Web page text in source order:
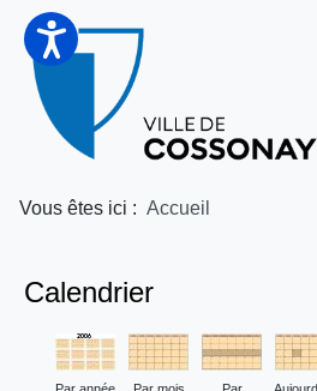
Vous êtes ici : Accueil
Calendrier